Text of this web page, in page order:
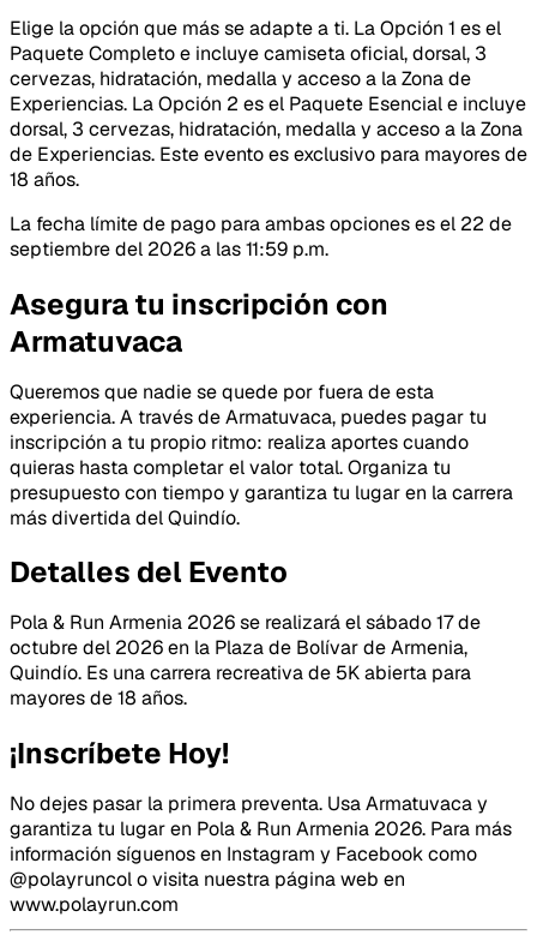
Elige la opción que más se adapte a ti. La Opción 1 es el
Paquete Completo e incluye camiseta oficial, dorsal, 3
cervezas, hidratación, medalla y acceso a la Zona de
Experiencias. La Opción 2 es el Paquete Esencial e incluye
dorsal, 3 cervezas, hidratación, medalla y acceso a la Zona
de Experiencias. Este evento es exclusivo para mayores de
18 años.
La fecha límite de pago para ambas opciones es el 22 de
septiembre del 2026 a las 11:59 p.m.
Asegura tu inscripción con
Armatuvaca
Queremos que nadie se quede por fuera de esta
experiencia. A través de Armatuvaca, puedes pagar tu
inscripción a tu propio ritmo: realiza aportes cuando
quieras hasta completar el valor total. Organiza tu
presupuesto con tiempo y garantiza tu lugar en la carrera
más divertida del Quindío.
Detalles del Evento
Pola & Run Armenia 2026 se realizará el sábado 17 de
octubre del 2026 en la Plaza de Bolívar de Armenia,
Quindío. Es una carrera recreativa de 5K abierta para
mayores de 18 años.
¡Inscríbete Hoy!
No dejes pasar la primera preventa. Usa Armatuvaca y
garantiza tu lugar en Pola & Run Armenia 2026. Para más
información síguenos en Instagram y Facebook como
@polayruncol o visita nuestra página web en
www.polayrun.com